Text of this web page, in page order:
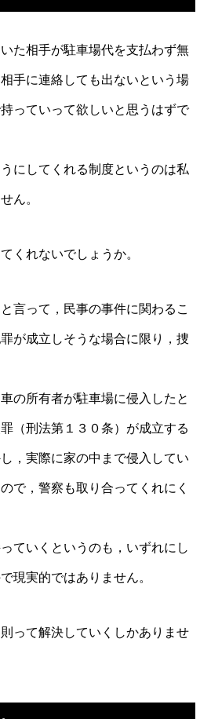
た相手が駐車場代を支払わず無
手に連絡しても出ないという場
っていって欲しいと思うはずで
にしてくれる制度というのは私
ん。
くれないでしょうか。
と言って，民事の事件に関わるこ
が成立しそうな場合に限り，捜
の所有者が駐車場に侵入したと
（刑法第１３０条）が成立する
，実際に家の中まで侵入してい
で，警察も取り合ってくれにく
ていくというのも，いずれにし
現実的ではありません。
って解決していくしかありませ